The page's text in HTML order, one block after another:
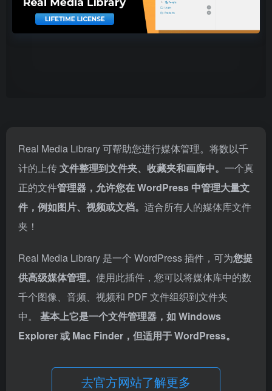
Real Media Library 可帮助您进行媒体管理。将数以千
计的上传文件整理到文件夹、收藏夹和画廊中。 一个真
正的文件管理器，允许您在 WordPress 中管理大量文
件，例如图片、视频或文档。 适合所有人的媒体库文件
夹！
Real Media Library 是一个 WordPress 插件，可为您提
供高级媒体管理。 使用此插件，您可以将媒体库中的数
千个图像、音频、视频和 PDF 文件组织到文件夹
中。 基本上它是一个文件管理器，如 Windows
Explorer 或 Mac Finder，但适用于 WordPress。
去官方网站了解更多